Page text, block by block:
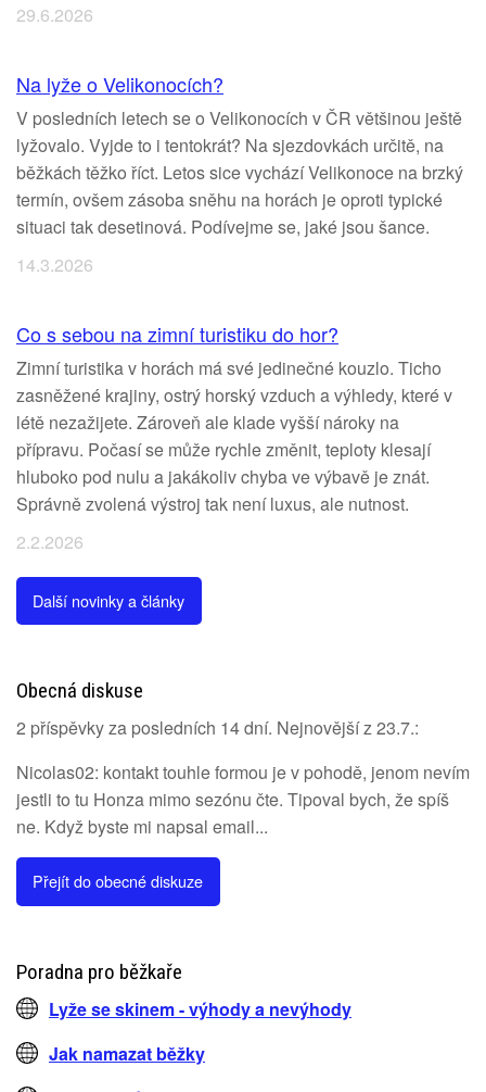
29.6.2026
Na lyže o Velikonocích?
V posledních letech se o Velikonocích v ČR většinou ještě
lyžovalo. Vyjde to i tentokrát? Na sjezdovkách určitě, na
běžkách těžko říct. Letos sice vychází Velikonoce na brzký
termín, ovšem zásoba sněhu na horách je oproti typické
situaci tak desetinová. Podívejme se, jaké jsou šance.
14.3.2026
Co s sebou na zimní turistiku do hor?
Zimní turistika v horách má své jedinečné kouzlo. Ticho
zasněžené krajiny, ostrý horský vzduch a výhledy, které v
létě nezažijete. Zároveň ale klade vyšší nároky na
přípravu. Počasí se může rychle změnit, teploty klesají
hluboko pod nulu a jakákoliv chyba ve výbavě je znát.
Správně zvolená výstroj tak není luxus, ale nutnost.
2.2.2026
Další novinky a články
Obecná diskuse
2 příspěvky za posledních 14 dní. Nejnovější z 23.7.:
Nicolas02: kontakt touhle formou je v pohodě, jenom nevím
jestli to tu Honza mimo sezónu čte. Tipoval bych, že spíš
ne. Když byste mi napsal email...
Přejít do obecné diskuze
Poradna pro běžkaře
Lyže se skinem - výhody a nevýhody
Jak namazat běžky